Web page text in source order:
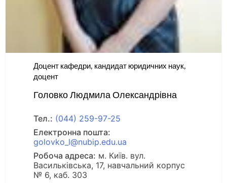
Доцент кафедри, кандидат юридичних наук,
доцент
Головко Людмила Олександрівна
Тел.: (044) 259-97-25
Електронна пошта:
golovko_l@nubip.edu.ua
Робоча адреса: м. Київ. вул.
Васильківська, 17, навчальний корпус
№ 6, каб. 303